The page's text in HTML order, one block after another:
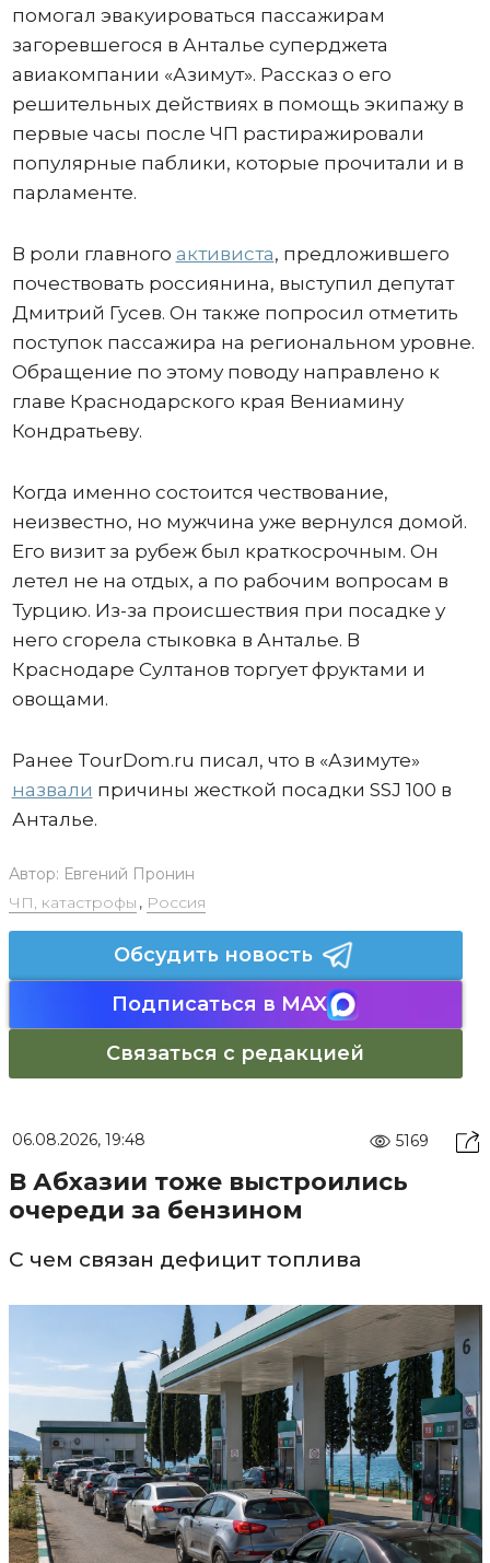
помогал эвакуироваться пассажирам
загоревшегося в Анталье суперджета
авиакомпании «Азимут». Рассказ о его
решительных действиях в помощь экипажу в
первые часы после ЧП растиражировали
популярные паблики, которые прочитали и в
парламенте.
В роли главного активиста, предложившего
почествовать россиянина, выступил депутат
Дмитрий Гусев. Он также попросил отметить
поступок пассажира на региональном уровне.
Обращение по этому поводу направлено к
главе Краснодарского края Вениамину
Кондратьеву.
Когда именно состоится чествование,
неизвестно, но мужчина уже вернулся домой.
Его визит за рубеж был краткосрочным. Он
летел не на отдых, а по рабочим вопросам в
Турцию. Из-за происшествия при посадке у
него сгорела стыковка в Анталье. В
Краснодаре Султанов торгует фруктами и
овощами.
Ранее TourDom.ru писал, что в «Азимуте»
назвали причины жесткой посадки SSJ 100 в
Анталье.
Автор: Евгений Пронин
ЧП, катастрофы , Россия
Обсудить новость
Подписаться в MAX
Связаться с редакцией
06.08.2026, 19:48 5169
В Абхазии тоже выстроились
очереди за бензином
С чем связан дефицит топлива